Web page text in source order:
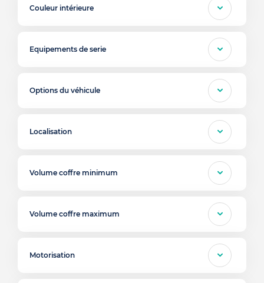
Couleur intérieure
Equipements de serie
Options du véhicule
Localisation
Volume coffre minimum
Volume coffre maximum
Motorisation